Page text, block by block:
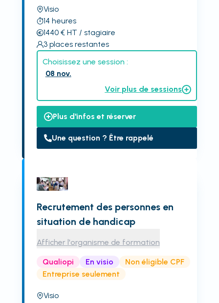
Visio
14 heures
1440€ HT / stagiaire
3 places restantes
Choisissez une session :
08 nov.
Voir plus de sessions
Plus d'infos et réserver
Une question ? Être rappelé
Recrutement des personnes en
situation de handicap
Afficher l'organisme de formation
Qualiopi En visio
Non éligible CPF
Entreprise seulement
Visio